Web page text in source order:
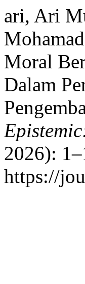
ari, Ari
Moral
Dalam
2026):
https://